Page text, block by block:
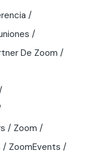
De Zoom
Zoom
ZoomEvents